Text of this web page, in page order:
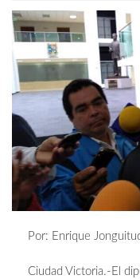
Por: Enrique
Ciudad Victoria.-El